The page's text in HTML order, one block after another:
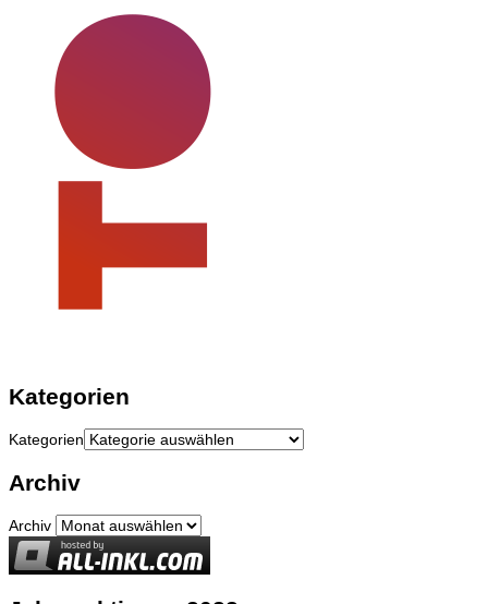
Kategorien
Kategorien
Archiv
Archiv